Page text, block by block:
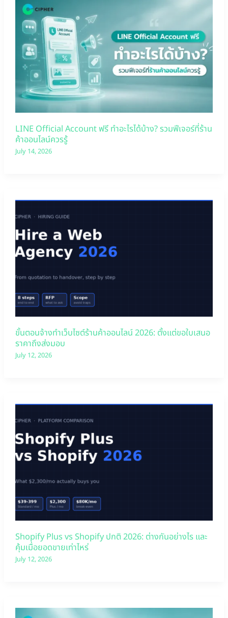
LINE Official Account ฟรี ทำอะไรได้บ้าง? รวมฟีเจอร์ที่ร้าน
ค้าออนไลน์ควรรู้
July 14, 2026
ขั้นตอนจ้างทำเว็บไซต์ร้านค้าออนไลน์ 2026: ตั้งแต่ขอใบเสนอ
ราคาถึงส่งมอบ
July 12, 2026
Shopify Plus vs Shopify ปกติ 2026: ต่างกันอย่างไร และ
คุ้มเมื่อยอดขายเท่าไหร่
July 12, 2026